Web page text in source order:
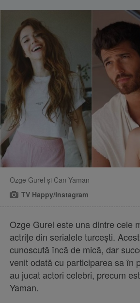
Ozge Gurel și Can Yaman
TV Happy/Instagram
Ozge Gurel este una dintre cele
actrițe din serialele turcești.
cunoscută încă de mică, dar
venit odată cu participarea sa în
au jucat actori celebri, precum
Yaman.